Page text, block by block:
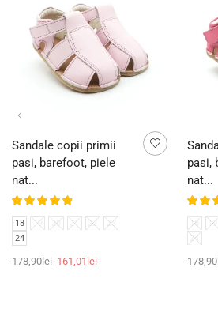
Sandale copii primii
pasi, barefoot, piele
nat...
18 19 20 21 22
23
24
178,90lei 161,01 lei
pasi,
nat...
18 19
24
178,90